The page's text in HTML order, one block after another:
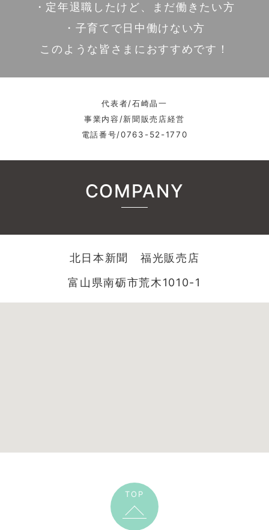
・定年退職したけど、まだ働きたい方
・子育てで日中働けない方
このような皆さまにおすすめです！
代表者/石崎晶一
事業内容/新聞販売店経営
電話番号/0763-52-1770
COMPANY
北日本新聞 福光販売店
富山県南砺市荒木1010-1
TOP